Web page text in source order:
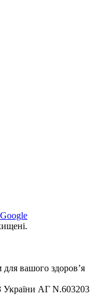
вашого здоров’я
АГ N.603203